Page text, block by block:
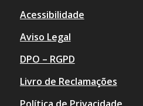
Acessibilidade
Aviso Legal
DPO – RGPD
Livro de Reclamações